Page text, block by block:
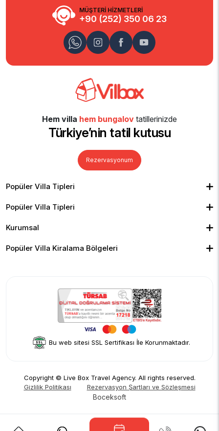
MÜŞTERİ HİZMETLERİ
+90 (252) 350 06 23
Hem villa hem bungalov tatillerinizde
Türkiye’nin tatil kutusu
Rezervasyonum
Popüler Villa Tipleri
Kiralık Bungalov
Kapalı Havuzlu Villalar
Geniş Ailelere Uygun Villalar
Popüler Villa Tipleri
Denize Yakın Villalar
Merkeze Yakın Villalar
Kurumsal
Yorumlar
Hakkımızda
Popüler Villa Kiralama Bölgeleri
Bu web sitesi SSL Sertifikası İle Korunmaktadır.
Copyright © Live Box Travel Agency. All rights reserved.
Gizlilik Politikası
Rezervasyon Şartları ve Sözleşmesi
Boceksoft